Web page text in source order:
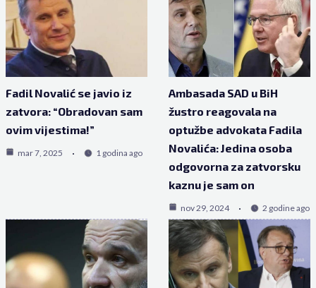
Fadil Novalić se javio iz
zatvora: “Obradovan sam
ovim vijestima!”
mar 7, 2025 1 godina ago
Ambasada SAD u BiH
žustro reagovala na
optužbe advokata Fadila
Novalića: Jedina osoba
odgovorna za zatvorsku
kaznu je sam on
nov 29, 2024 2 godine ago